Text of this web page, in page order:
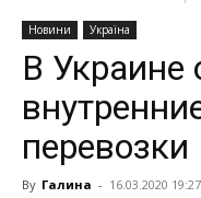
Новини Україна
В Украине
перевозки
By Галина - 16.03.2020 19:27